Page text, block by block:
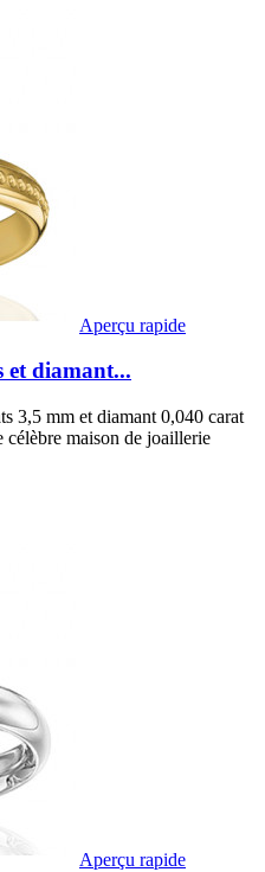
Aperçu rapide
et diamant...
3,5 mm et diamant 0,040 carat
célèbre maison de joaillerie
Aperçu rapide